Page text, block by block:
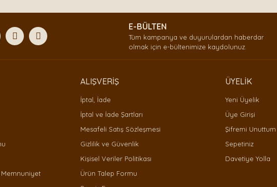
eksik bilgiler bulunuyor.
farklı alternatifler olmalı.
Gönder
E-BÜLTEN
Tüm kampanya ve duyurulardan haberdar
olmak için e-bültenimize kaydolunuz.
ALIŞVERİŞ
İptal, İade
İptal ve İade Şartları
Mesafeli Satış Sözleşmesi
Gizlilik ve Güvenlik
Kişisel Veriler Politikası
Ürün Talep Formu
ÜYELİK
Yeni Üyelik
Üye Girişi
Şifremi Unuttum
Sepetiniz
Davetiye Yolla